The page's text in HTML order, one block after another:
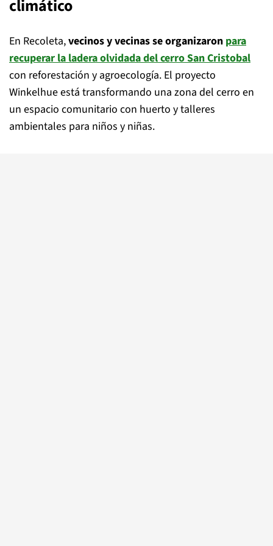
climático
En Recoleta,vecinos y vecinas se organizaron para
recuperar la ladera olvidada del cerro San Cristobal
con reforestación y agroecología. El proyecto
Winkelhue está transformando una zona del cerro en
un espacio comunitario con huerto y talleres
ambientales para niños y niñas.